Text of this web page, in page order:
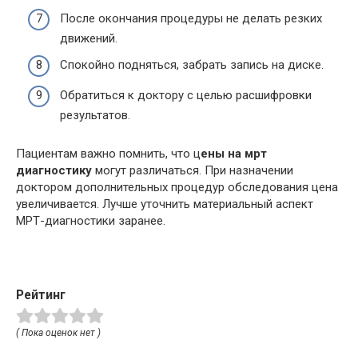
После окончания процедуры не делать резких
движений.
Спокойно подняться, забрать запись на диске.
Обратиться к доктору с целью расшифровки
результатов.
Пациентам важно помнить, что цены на мрт
диагностику могут различаться. При назначении
доктором дополнительных процедур обследования цена
увеличивается. Лучше уточнить материальный аспект
МРТ-диагностики заранее.
Рейтинг
( Пока оценок нет )